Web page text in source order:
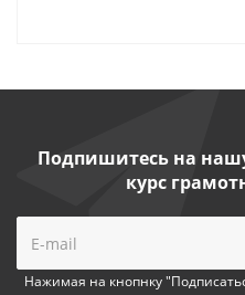
Подпишитесь на
курс
Нажимая на кнопнку